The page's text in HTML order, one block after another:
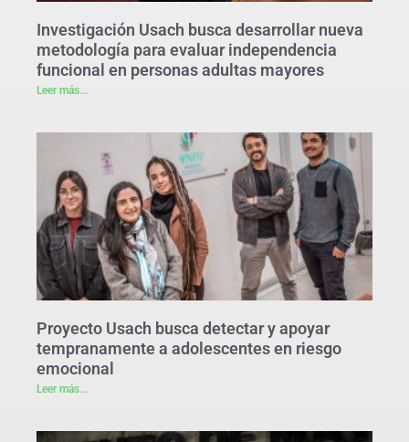
Investigación Usach busca desarrollar nueva
metodología para evaluar independencia
funcional en personas adultas mayores
Leer más...
Proyecto Usach busca detectar y apoyar
tempranamente a adolescentes en riesgo
emocional
Leer más...